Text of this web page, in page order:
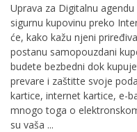
Uprava za Digitalnu
sigurnu kupovinu preko
će, kako kažu njeni
postanu samopouzdani
budete bezbedni dok
prevare i zaštitte svoje
kartice, internet kartice, e-
mnogo toga o
su vaša ...